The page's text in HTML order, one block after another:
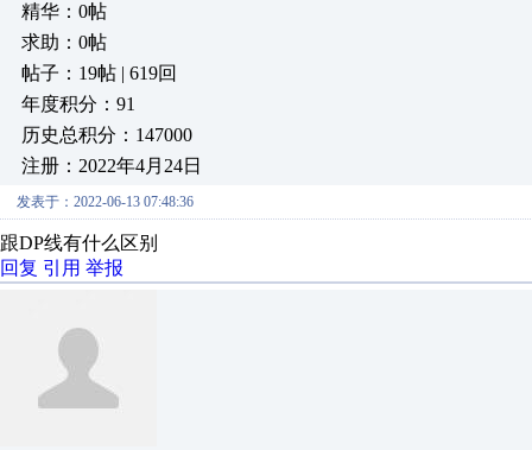
精华：0帖
求助：0帖
帖子：19帖 | 619回
年度积分：91
历史总积分：147000
注册：2022年4月24日
发表于：2022-06-13 07:48:36
跟DP线有什么区别
回复 引用 举报